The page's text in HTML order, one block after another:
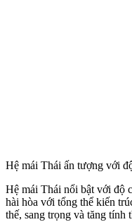
Hệ mái Thái ấn tượng với
Hệ mái Thái nổi bật với độ
hài hòa với tổng thể kiến
thế, sang trọng và tăng tính